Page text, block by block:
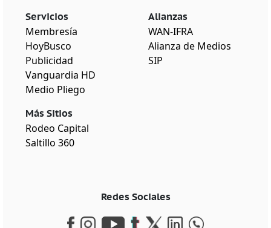
Servicios
Membresía
HoyBusco
Publicidad
Vanguardia HD
Medio Pliego
Más Sitios
Rodeo Capital
Saltillo 360
Alianzas
WAN-IFRA
Alianza de Medios
SIP
Redes Sociales